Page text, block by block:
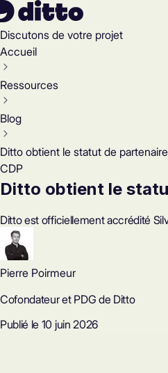
Discutons de votre projet
Accueil
Ressources
Blog
Ditto obtient le statut de
CDP
Ditto obtient le
Ditto est officiellement accrédité
Pierre Poirmeur
Cofondateur et PDG de Ditto
Publié le 10 juin 2026